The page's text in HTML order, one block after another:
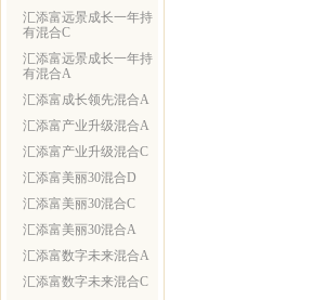
汇添富远景成长一年持
有混合C
汇添富远景成长一年持
有混合A
汇添富成长领先混合A
汇添富产业升级混合A
汇添富产业升级混合C
汇添富美丽30混合D
汇添富美丽30混合C
汇添富美丽30混合A
汇添富数字未来混合A
汇添富数字未来混合C